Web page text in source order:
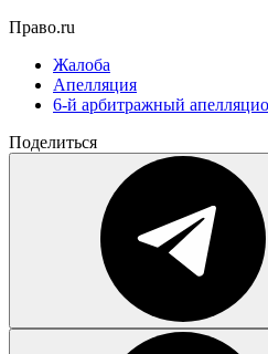
Право.ru
Жалоба
Апелляция
6-й арбитражный
Поделиться